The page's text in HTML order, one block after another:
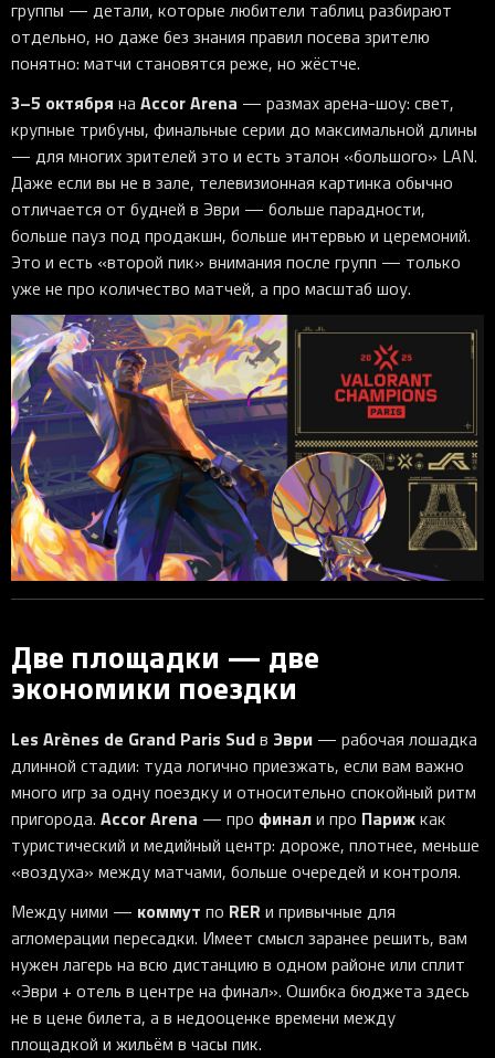
группы — детали, которые любители таблиц разбирают
отдельно, но даже без знания правил посева зрителю
понятно: матчи становятся реже, но жёстче.
3–5 октября на Accor Arena — размах арена-шоу: свет,
крупные трибуны, финальные серии до максимальной длины
— для многих зрителей это и есть эталон «большого» LAN.
Даже если вы не в зале, телевизионная картинка обычно
отличается от будней в Эври — больше парадности,
больше пауз под продакшн, больше интервью и церемоний.
Это и есть «второй пик» внимания после групп — только
уже не про количество матчей, а про масштаб шоу.
Две площадки — две
экономики поездки
Les Arènes de Grand Paris Sudв Эври — рабочая лошадка
длинной стадии: туда логично приезжать, если вам важно
много игр за одну поездку и относительно спокойный ритм
пригорода. Accor Arena — про финали про Парижкак
туристический и медийный центр: дороже, плотнее, меньше
«воздуха» между матчами, больше очередей и контроля.
Между ними — коммут по RER и привычные для
агломерации пересадки. Имеет смысл заранее решить, вам
нужен лагерь на всю дистанцию в одном районе или сплит
«Эври + отель в центре на финал». Ошибка бюджета здесь
не в цене билета, а в недооценке времени между
площадкой и жильём в часы пик.